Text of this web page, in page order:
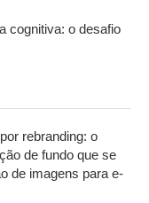
cognitiva: o desafio
rebranding: o
de fundo que se
de imagens para e-